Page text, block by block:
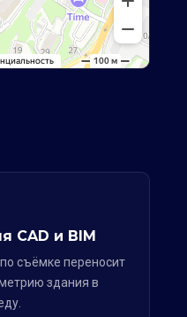
CAD и BIM
съёмке переносит
здания в